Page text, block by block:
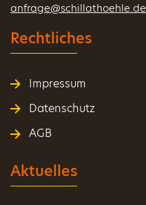
anfrage@schillathoehle.de
Rechtliches
Impressum
Datenschutz
AGB
Aktuelles